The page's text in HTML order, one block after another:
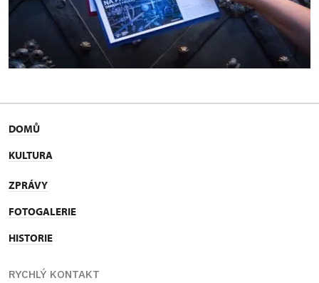
DOMŮ
KULTURA
ZPRÁVY
FOTOGALERIE
HISTORIE
RYCHLÝ KONTAKT